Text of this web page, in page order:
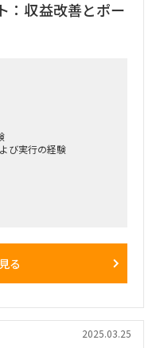
：収益改善とポー
び実行の経験
トフォリオの再構築を進
ータ処理の仕組みを構築
る
2025.03.25